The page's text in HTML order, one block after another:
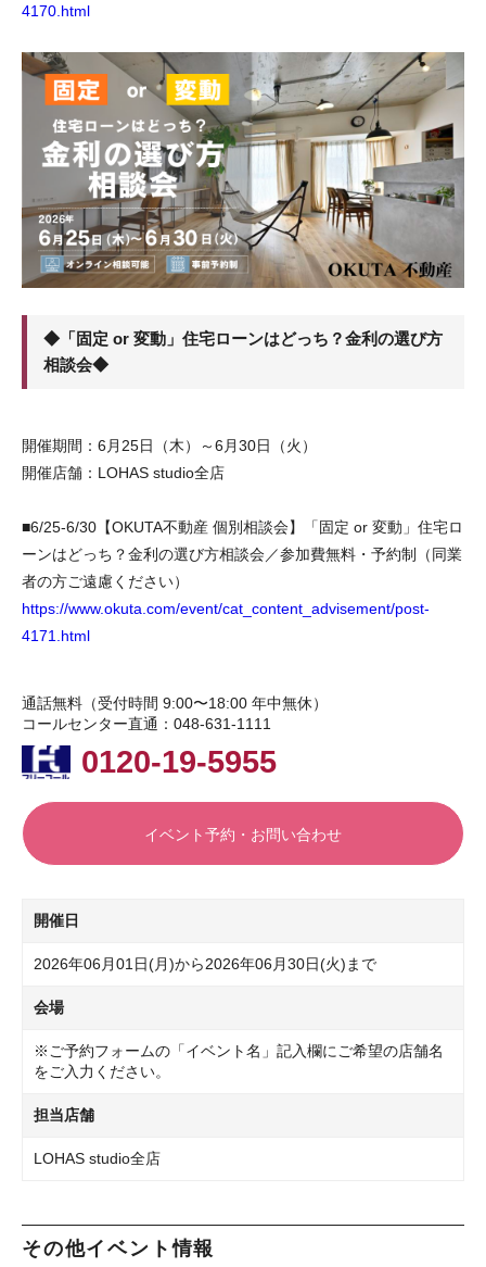
4170.html
◆「固定 or 変動」住宅ローンはどっち？金利の選び方
相談会◆
開催期間：6月25日（木）～6月30日（火）
開催店舗：LOHAS studio全店
■6/25-6/30【OKUTA不動産 個別相談会】「固定 or 変動」住宅ロ
ーンはどっち？金利の選び方相談会／参加費無料・予約制（同業
者の方ご遠慮ください）
https://www.okuta.com/event/cat_content_advisement/post-
4171.html
通話無料（受付時間 9:00〜18:00 年中無休）
コールセンター直通：048-631-1111
0120-19-5955
イベント予約・お問い合わせ
開催日
2026年06月01日(月)から2026年06月30日(火)まで
会場
※ご予約フォームの「イベント名」記入欄にご希望の店舗名
をご入力ください。
担当店舗
LOHAS studio全店
その他イベント情報